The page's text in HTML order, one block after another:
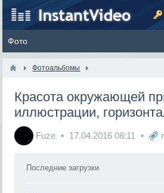
Фотоальбомы
Красота окружающей
иллюстрации,
Fuze 17.04.2016 08:11
Последние загрузки